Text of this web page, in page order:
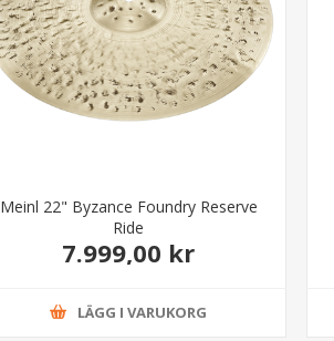
Meinl 22" Byzance Foundry Reserve
Ride
7.999,00 kr
LÄGG I VARUKORG